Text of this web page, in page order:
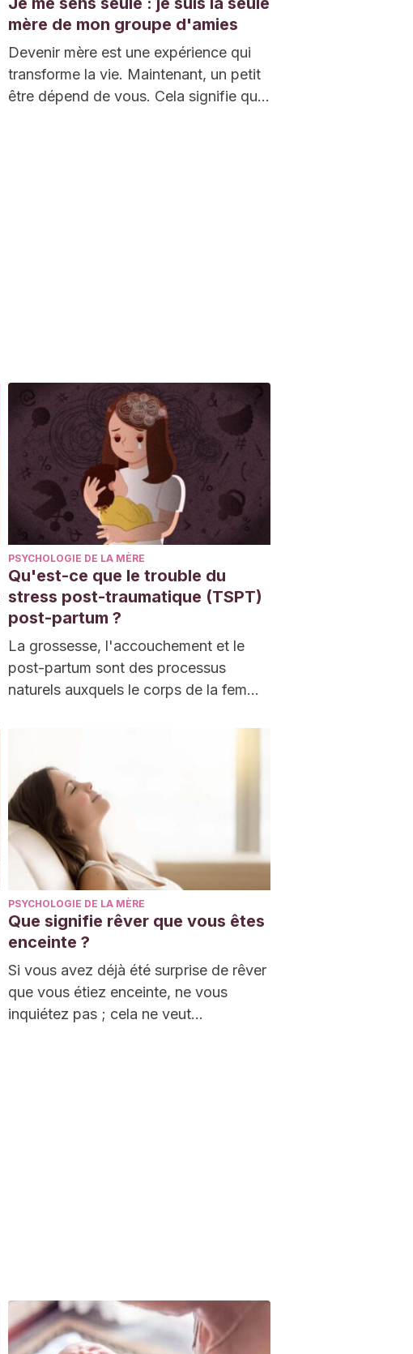
mère de mon groupe d'amies
Devenir mère est une expérience qui
transforme la vie. Maintenant, un petit
être dépend de vous. Cela signifie que
PSYCHOLOGIE DE LA MÈRE
Qu'est-ce que le trouble du
stress post-traumatique (TSPT)
post-partum ?
La grossesse, l'accouchement et le
post-partum sont des processus
naturels auxquels le corps de la femme
PSYCHOLOGIE DE LA MÈRE
Que signifie rêver que vous êtes
enceinte ?
Si vous avez déjà été surprise de rêver
que vous étiez enceinte, ne vous
inquiétez pas ; cela ne veut…